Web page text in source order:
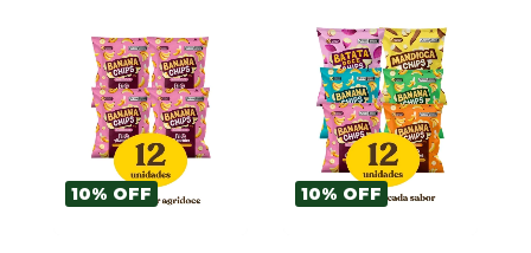
10% OFF 10% OFF